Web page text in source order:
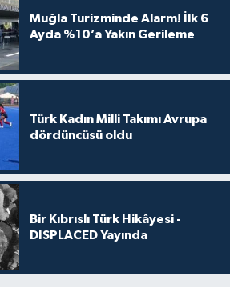
Muğla Turizminde Alarm! İlk 6
Ayda %10’a Yakın Gerileme
Türk Kadın Milli Takımı Avrupa
dördüncüsü oldu
Bir Kıbrıslı Türk Hikâyesi -
DISPLACED Yayında